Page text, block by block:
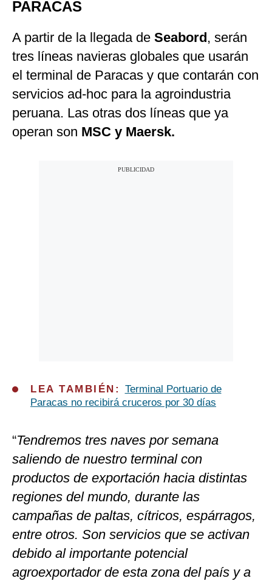
PARACAS
A partir de la llegada de Seabord, serán
tres líneas navieras globales que usarán
el terminal de Paracas y que contarán con
servicios ad-hoc para la agroindustria
peruana. Las otras dos líneas que ya
operan son MSC y Maersk.
LEA TAMBIÉN: Terminal Portuario de
Paracas no recibirá cruceros por 30 días
“Tendremos tres naves por semana
saliendo de nuestro terminal con
productos de exportación hacia distintas
regiones del mundo, durante las
campañas de paltas, cítricos, espárragos,
entre otros. Son servicios que se activan
debido al importante potencial
agroexportador de esta zona del país y a